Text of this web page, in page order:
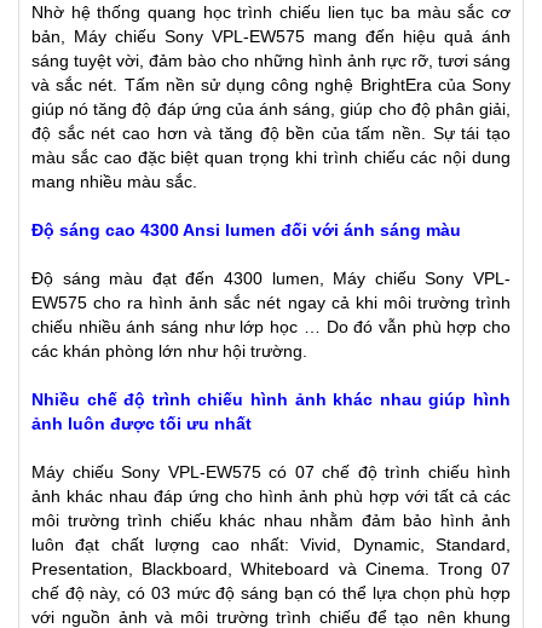
Nhờ hệ thống quang học trình chiếu lien tục ba màu sắc cơ
bản, Máy chiếu Sony VPL-EW575 mang đến hiệu quả ánh
sáng tuyệt vời, đảm bào cho những hình ảnh rực rỡ, tươi sáng
và sắc nét. Tấm nền sử dụng công nghệ BrightEra của Sony
giúp nó tăng độ đáp ứng của ánh sáng, giúp cho độ phân giải,
độ sắc nét cao hơn và tăng độ bền của tấm nền. Sự tái tạo
màu sắc cao đặc biệt quan trọng khi trình chiếu các nội dung
mang nhiều màu sắc.
Độ sáng cao 4300 Ansi lumen đối với ánh sáng màu
Độ sáng màu đạt đến 4300 lumen, Máy chiếu Sony VPL-
EW575 cho ra hình ảnh sắc nét ngay cả khi môi trường trình
chiếu nhiều ánh sáng như lớp học … Do đó vẫn phù hợp cho
các khán phòng lớn như hội trường.
Nhiều chế độ trình chiếu hình ảnh khác nhau giúp hình
ảnh luôn được tối ưu nhất
Máy chiếu Sony VPL-EW575 có 07 chế độ trình chiếu hình
ảnh khác nhau đáp ứng cho hình ảnh phù hợp với tất cả các
môi trường trình chiếu khác nhau nhằm đảm bảo hình ảnh
luôn đạt chất lượng cao nhất: Vivid, Dynamic, Standard,
Presentation, Blackboard, Whiteboard và Cinema. Trong 07
chế độ này, có 03 mức độ sáng bạn có thể lựa chọn phù hợp
với nguồn ảnh và môi trường trình chiếu để tạo nên khung